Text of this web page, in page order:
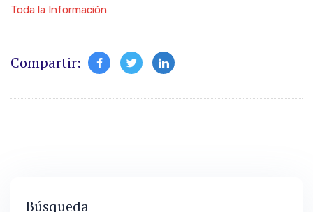
Toda la Información
Compartir:
Búsqueda